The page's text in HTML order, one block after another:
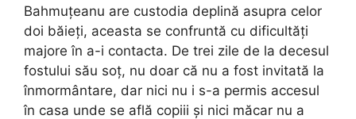
Bahmuțeanu are custodia deplină asupra celor
doi băieți, aceasta se confruntă cu dificultăți
majore în a-i contacta. De trei zile de la decesul
fostului său soț, nu doar că nu a fost invitată la
înmormântare, dar nici nu i s-a permis accesul
în casa unde se află copiii și nici măcar nu a